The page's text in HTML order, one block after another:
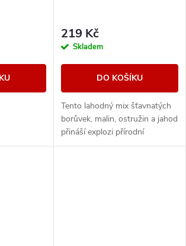
219 Kč
Skladem
DO KOŠÍKU
Tento lahodný mix šťavnatých
borůvek, malin, ostružin a jahod
přináší explozi přírodní
sladkosti a svěžesti v každém